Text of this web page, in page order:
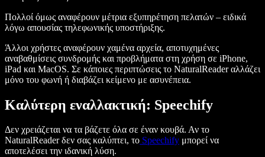
Πολλοί όμως αναφέρουν μέτρια εξυπηρέτηση πελατών – ειδικά
λόγω απουσίας τηλεφωνικής υποστήριξης.
Άλλοι χρήστες αναφέρουν χαμένα αρχεία, αποτυχημένες
αναβαθμίσεις συνδρομής και προβλήματα στη χρήση σε iPhone,
iPad και MacOS. Σε κάποιες περιπτώσεις το NaturalReader αλλάζει
μόνο του φωνή ή διαβάζει κείμενο με ασυνέπεια.
Καλύτερη εναλλακτική: Speechify
Δεν χρειάζεται να τα βάζετε όλα σε έναν κουβά. Αν το
NaturalReader δεν σας καλύπτει, το Speechify μπορεί να
αποτελέσει την ιδανική λύση.